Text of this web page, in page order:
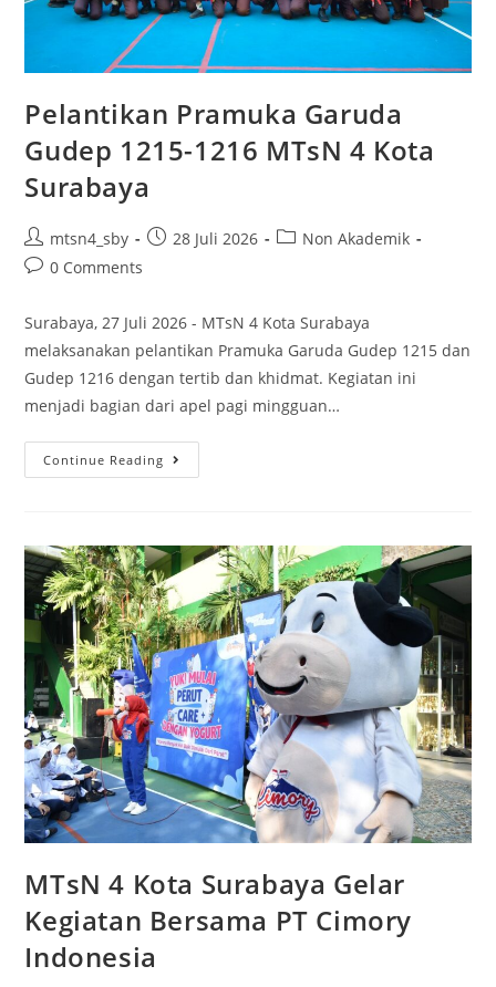
Pelantikan Pramuka Garuda
Gudep 1215-1216 MTsN 4 Kota
Surabaya
Post
author:
mtsn4_sby
Post28 Juli 2026
PostNon Akademik
Post0 Comments
Surabaya, 27 Juli 2026 - MTsN 4 Kota Surabaya
melaksanakan pelantikan Pramuka Garuda Gudep 1215 dan
Gudep 1216 dengan tertib dan khidmat. Kegiatan ini
menjadi bagian dari apel pagi mingguan…
Continue Reading
Pramuka
1215-
1216
MTsN
4
Kota
Surabaya
MTsN 4 Kota Surabaya Gelar
Kegiatan Bersama PT Cimory
Indonesia